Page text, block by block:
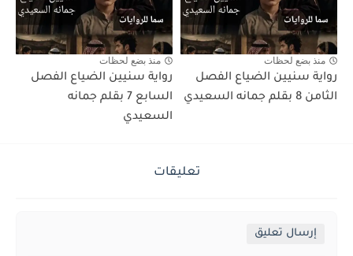
منذ بضع لحظات
رواية سنيين الضياع الفصل
الثامن 8 بقلم جمانه السعيدي
منذ بضع لحظات
رواية سنيين الضياع الفصل
السابع 7 بقلم جمانه
السعيدي
تعليقات
إرسال تعليق